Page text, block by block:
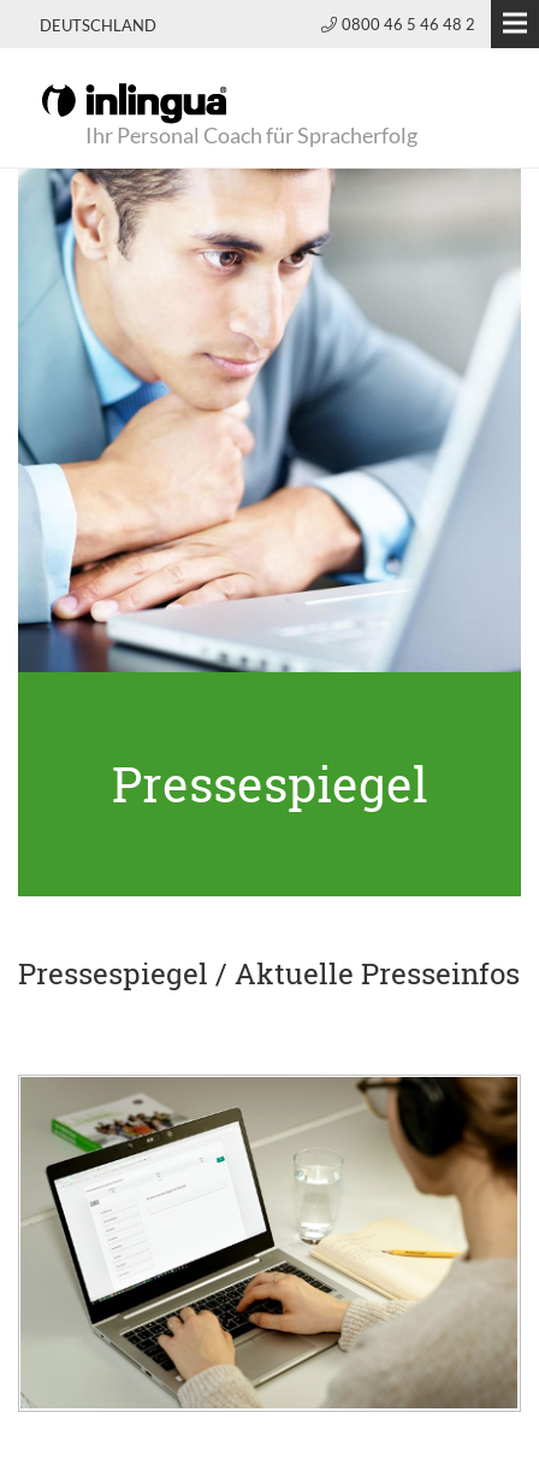
DEUTSCHLAND 0800 46 5 46 48 2
Ihr Personal Coach für Spracherfolg
Pressespiegel
Pressespiegel / Aktuelle Presseinfos